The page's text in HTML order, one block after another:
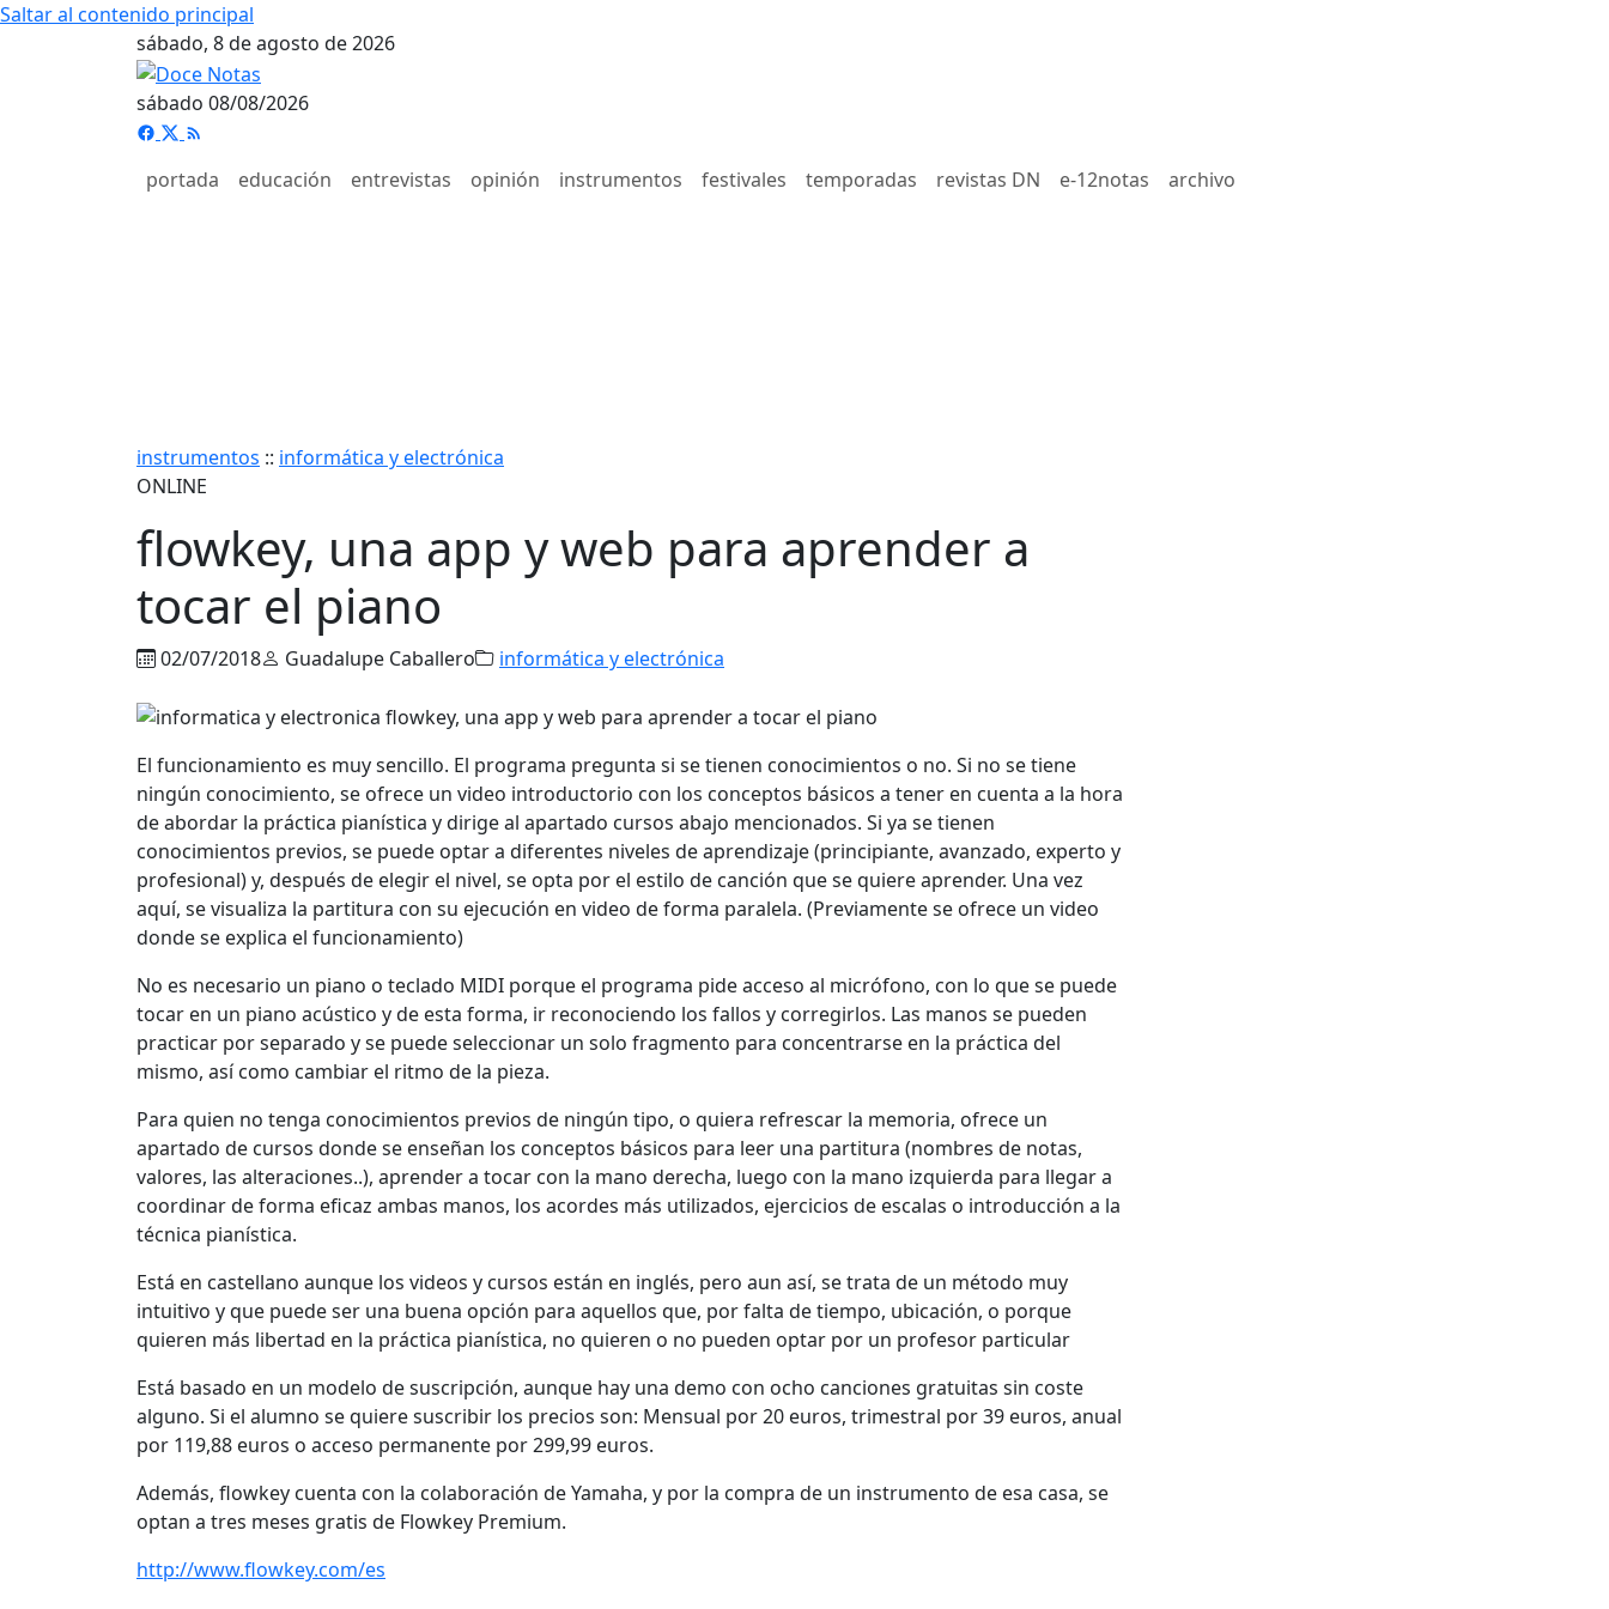
Saltar al contenido principal
sábado, 8 de agosto de 2026
sábado 08/08/2026
portada educación entrevistas opinión instrumentos festivales temporadas revistas DN e-12notas archivo
instrumentos :: informática y electrónica
ONLINE
flowkey, una app y web para aprender a
tocar el piano
02/07/2018 Guadalupe Caballero informática y electrónica
El funcionamiento es muy sencillo. El programa pregunta si se tienen conocimientos o no. Si no se tiene
ningún conocimiento, se ofrece un video introductorio con los conceptos básicos a tener en cuenta a la hora
de abordar la práctica pianística y dirige al apartado cursos abajo mencionados. Si ya se tienen
conocimientos previos, se puede optar a diferentes niveles de aprendizaje (principiante, avanzado, experto y
profesional) y, después de elegir el nivel, se opta por el estilo de canción que se quiere aprender. Una vez
aquí, se visualiza la partitura con su ejecución en video de forma paralela. (Previamente se ofrece un video
donde se explica el funcionamiento)
No es necesario un piano o teclado MIDI porque el programa pide acceso al micrófono, con lo que se puede
tocar en un piano acústico y de esta forma, ir reconociendo los fallos y corregirlos. Las manos se pueden
practicar por separado y se puede seleccionar un solo fragmento para concentrarse en la práctica del
mismo, así como cambiar el ritmo de la pieza.
Para quien no tenga conocimientos previos de ningún tipo, o quiera refrescar la memoria, ofrece un
apartado de cursos donde se enseñan los conceptos básicos para leer una partitura (nombres de notas,
valores, las alteraciones..), aprender a tocar con la mano derecha, luego con la mano izquierda para llegar a
coordinar de forma eficaz ambas manos, los acordes más utilizados, ejercicios de escalas o introducción a la
técnica pianística.
Está en castellano aunque los videos y cursos están en inglés, pero aun así, se trata de un método muy
intuitivo y que puede ser una buena opción para aquellos que, por falta de tiempo, ubicación, o porque
quieren más libertad en la práctica pianística, no quieren o no pueden optar por un profesor particular
Está basado en un modelo de suscripción, aunque hay una demo con ocho canciones gratuitas sin coste
alguno. Si el alumno se quiere suscribir los precios son: Mensual por 20 euros, trimestral por 39 euros, anual
por 119,88 euros o acceso permanente por 299,99 euros.
Además, flowkey cuenta con la colaboración de Yamaha, y por la compra de un instrumento de esa casa, se
optan a tres meses gratis de Flowkey Premium.
http://www.flowkey.com/es